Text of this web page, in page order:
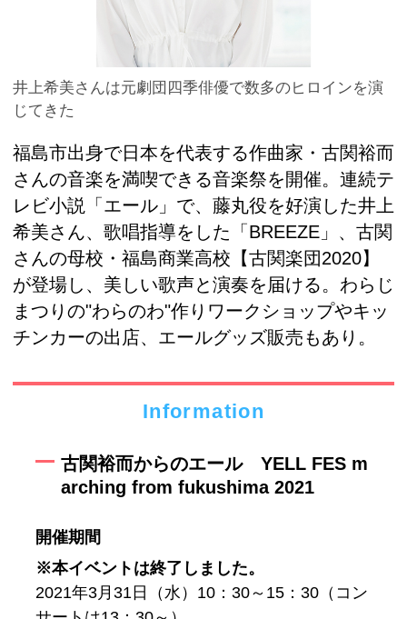
井上希美さんは元劇団四季俳優で数多のヒロインを演
じてきた
福島市出身で日本を代表する作曲家・古関裕而
さんの音楽を満喫できる音楽祭を開催。連続テ
レビ小説「エール」で、藤丸役を好演した井上
希美さん、歌唱指導をした「BREEZE」、古関
さんの母校・福島商業高校【古関楽団2020】
が登場し、美しい歌声と演奏を届ける。わらじ
まつりの"わらのわ"作りワークショップやキッ
チンカーの出店、エールグッズ販売もあり。
Information
古関裕而からのエール YELL FES m
arching from fukushima 2021
開催期間
※本イベントは終了しました。
2021年3月31日（水）10：30～15：30（コン